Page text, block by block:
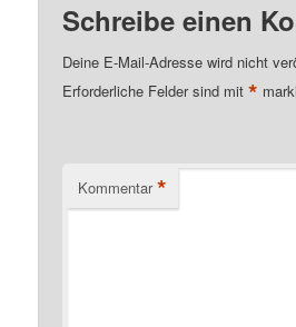
Schreibe einen
Deine E-Mail-Adresse wird nicht
Erforderliche Felder sind mit*
Kommentar *